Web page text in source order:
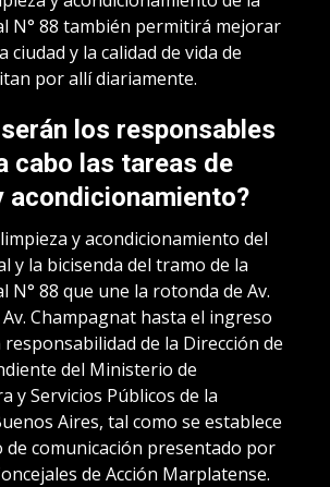
N° 88 también permitirá mejorar
ciudad y la calidad de vida de
por allí diariamente.
los responsables
cabo las tareas de
acondicionamiento?
y acondicionamiento del
y la bicisenda del tramo de la
N° 88 que une la rotonda de Av.
Av. Champagnat hasta el ingreso
de la Dirección de
del Ministerio de
y Servicios Públicos de la
Aires, tal como se establece
de comunicación presentado por
de Acción Marplatense.